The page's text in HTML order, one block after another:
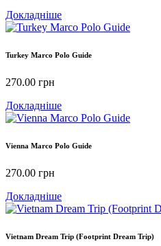
Докладніше
Turkey Marco Polo Guide
270.00 грн
Докладніше
Vienna Marco Polo Guide
270.00 грн
Докладніше
Vietnam Dream Trip (Footprint Dream Trip)